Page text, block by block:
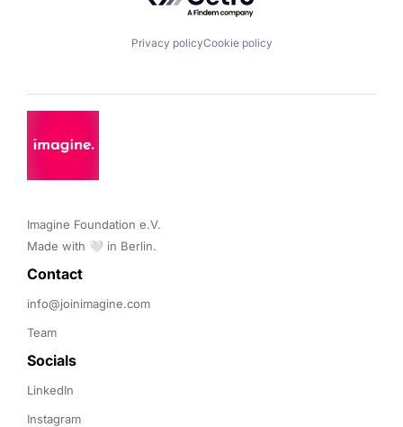
Privacy policyCookie policy
Imagine Foundation e.V.
Made with 🤍 in Berlin.
Contact
info@joinimagine.com
Team
Socials
LinkedIn
Instagram